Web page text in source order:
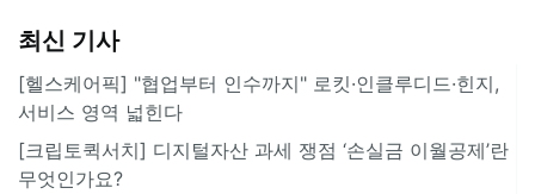
최신 기사
[헬스케어픽] "협업부터 인수까지" 로킷·인클루디드·힌지,
서비스 영역 넓힌다
[크립토퀵서치] 디지털자산 과세 쟁점 ‘손실금 이월공제’란
무엇인가요?